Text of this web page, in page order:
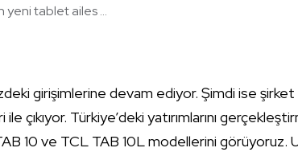
yeni tablet ailes ...
girişimlerine devam ediyor. Şimdi ise şirket
çıkıyor. Türkiye’deki yatırımlarını
10 ve TCL TAB 10L modellerini görüyoruz.